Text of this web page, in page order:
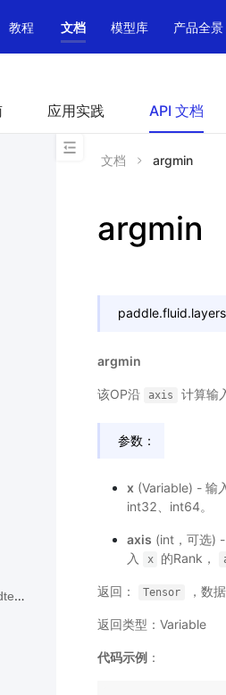
教程 文档 模型库 产品全景
应用实践 API 文档
文档 argmin
argmin
argmin
该OP沿 axis 计算输
参数：
x (Variable) - 输
int32、int64。
axis (int，可选)
入
x 的Rank，
返回： Tensor ，数
返回类型：Variable
代码示例 ：